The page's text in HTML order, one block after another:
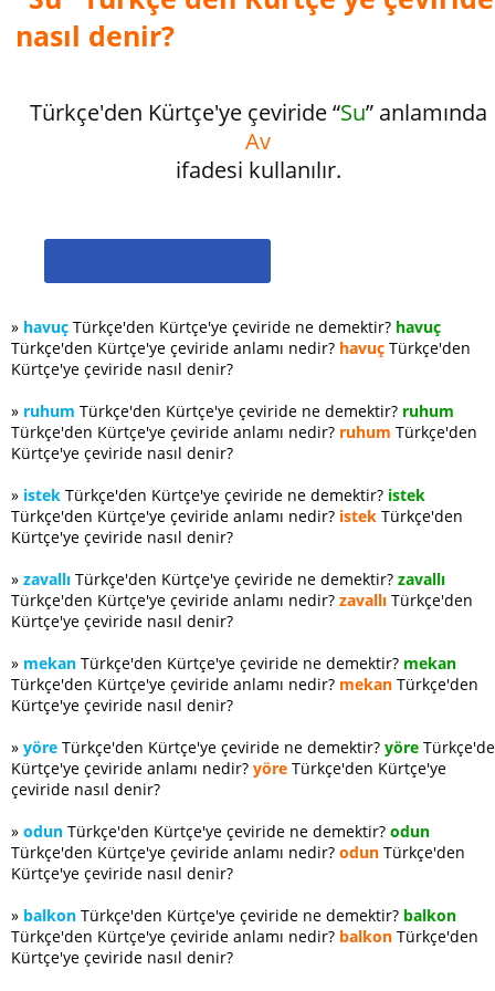
nasıl denir?
Türkçe'den Kürtçe'ye çeviride “Su” anlamında
Av
ifadesi kullanılır.
» havuç Türkçe'den Kürtçe'ye çeviride ne demektir? havuç
Türkçe'den Kürtçe'ye çeviride anlamı nedir? havuç Türkçe'den
Kürtçe'ye çeviride nasıl denir?
» ruhum Türkçe'den Kürtçe'ye çeviride ne demektir? ruhum
Türkçe'den Kürtçe'ye çeviride anlamı nedir? ruhum Türkçe'den
Kürtçe'ye çeviride nasıl denir?
» istek Türkçe'den Kürtçe'ye çeviride ne demektir? istek
Türkçe'den Kürtçe'ye çeviride anlamı nedir? istek Türkçe'den
Kürtçe'ye çeviride nasıl denir?
» zavallı Türkçe'den Kürtçe'ye çeviride ne demektir? zavallı
Türkçe'den Kürtçe'ye çeviride anlamı nedir? zavallı Türkçe'den
Kürtçe'ye çeviride nasıl denir?
» mekan Türkçe'den Kürtçe'ye çeviride ne demektir? mekan
Türkçe'den Kürtçe'ye çeviride anlamı nedir? mekan Türkçe'den
Kürtçe'ye çeviride nasıl denir?
» yöre Türkçe'den Kürtçe'ye çeviride ne demektir? yöre
Kürtçe'ye çeviride anlamı nedir? yöre Türkçe'den Kürtçe'ye
çeviride nasıl denir?
» odun Türkçe'den Kürtçe'ye çeviride ne demektir? odun
Türkçe'den Kürtçe'ye çeviride anlamı nedir? odun Türkçe'den
Kürtçe'ye çeviride nasıl denir?
» balkon Türkçe'den Kürtçe'ye çeviride ne demektir? balkon
Türkçe'den Kürtçe'ye çeviride anlamı nedir? balkon Türkçe'den
Kürtçe'ye çeviride nasıl denir?